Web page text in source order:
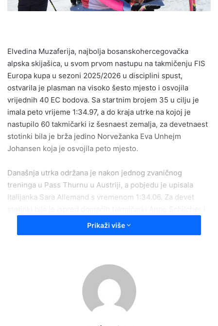
Elvedina Muzaferija, najbolja bosanskohercegovačka
alpska skijašica, u svom prvom nastupu na takmičenju FIS
Europa kupa u sezoni 2025/2026 u disciplini spust,
ostvarila je plasman na visoko šesto mjesto i osvojila
vrijednih 40 EC bodova. Sa startnim brojem 35 u cilju je
imala peto vrijeme 1:34.97, a do kraja utrke na kojoj je
nastupilo 60 takmičarki iz šesnaest zemalja, za devetnaest
stotinki bila je brža jedino Norvežanka Eva Unhejm
Johansen koja je osvojila peto mjesto.
Današnja utrka održana je nakon jednog zvaničnog
treninga u Pass Thurnu u Austriji, a pobjedu je upisala
Italijanka Sara Allemand s vremenom 1:34.06. Za devet
61 stotinku Leonie Zegg. Na istom skijalištu i sutra će biti
održan spust za žene, ali bh. tim već danas putuje u
disciplinama spust i Super-G.
Najbrže skijašice svijeta, među kojima svoje mjesto
kontinuirano od 2017.godine ima i Muzaferija, nove utrke
Prikaži više